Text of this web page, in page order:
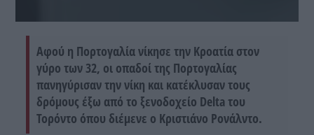
Αφού η Πορτογαλία νίκησε την Κροατία στον
γύρο των 32, οι οπαδοί της Πορτογαλίας
πανηγύρισαν την νίκη και κατέκλυσαν τους
δρόμους έξω από το ξενοδοχείο Delta του
Τορόντο όπου διέμενε ο Κριστιάνο Ρονάλντο.